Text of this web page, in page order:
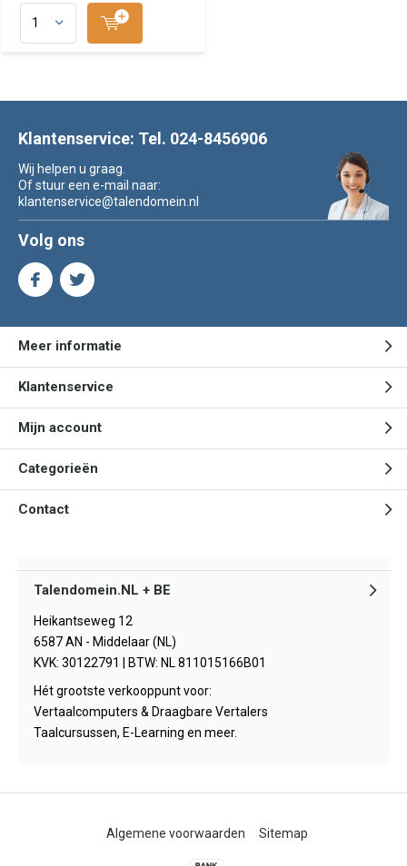
Klantenservice: Tel. 024-8456906
Wij helpen u graag.
Of stuur een e-mail naar:
klantenservice@talendomein.nl
Volg ons
Meer informatie
Klantenservice
Mijn account
Categorieën
Contact
Talendomein.NL + BE
Heikantseweg 12
6587 AN - Middelaar (NL)
KVK: 30122791 | BTW: NL 811015166B01
Hét grootste verkooppunt voor:
Vertaalcomputers & Draagbare Vertalers
Taalcursussen, E-Learning en meer.
Algemene voorwaarden Sitemap